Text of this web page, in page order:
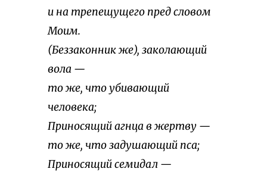
и на трепещущего пред словом
Моим.
(Беззаконник же), заколающий
вола —
то же, что убивающий
человека;
Приносящий агнца в жертву —
то же, что задушающий пса;
Приносящий семидал —